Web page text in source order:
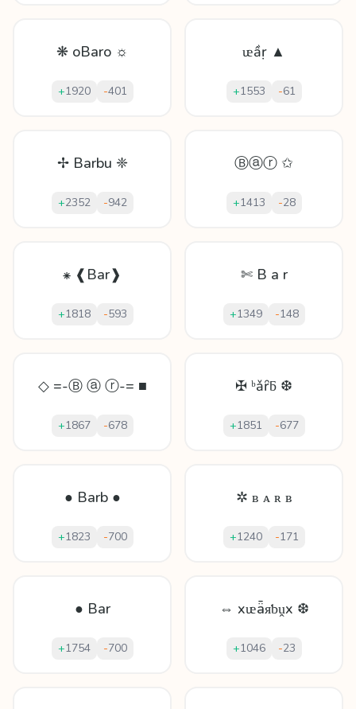
❋ oBaro ☼
+1920 -401
ᵫầṛ ▲
+1553 -61
✢ Barbu ❈
+2352 -942
Ⓑⓐⓡ ✩
+1413 -28
⁕ ❰Bar❱
+1818 -593
✄ B a r
+1349 -148
◇ =-Ⓑ ⓐ ⓡ-= ■
+1867 -678
✠ ᵇǎȓƃ ❆
+1851 -677
● Barb ●
+1823 -700
✲ ʙ ᴀ ʀ ʙ
+1240 -171
● Bar
+1754 -700
⇔ xᵫǟᴙƅṷx ❆
+1046 -23